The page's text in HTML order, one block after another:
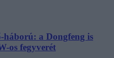
a Dongfeng is
os fegyverét